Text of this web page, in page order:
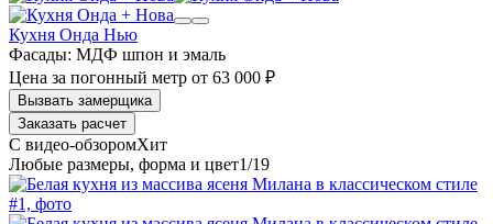
Кухня Онда Нью
Фасады: МДФ шпон и эмаль
Цена за погонный метр от 63 000 ₽
Заказать расчет
1/19